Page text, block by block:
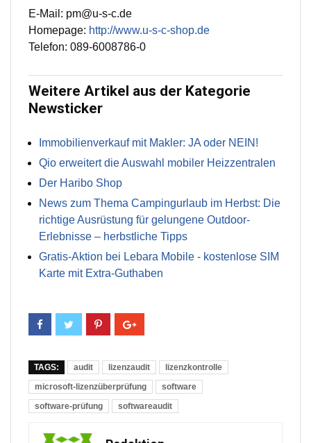
E-Mail: pm@u-s-c.de
Homepage: http://www.u-s-c-shop.de
Telefon: 089-6008786-0
Weitere Artikel aus der Kategorie
Newsticker
Immobilienverkauf mit Makler: JA oder NEIN!
Qio erweitert die Auswahl mobiler Heizzentralen
Der Haribo Shop
News zum Thema Campingurlaub im Herbst: Die
richtige Ausrüstung für gelungene Outdoor-
Erlebnisse – herbstliche Tipps
Gratis-Aktion bei Lebara Mobile - kostenlose SIM
Karte mit Extra-Guthaben
TAGS: audit lizenzaudit
lizenzkontrolle
microsoft-lizenzüberprüfung
software
software-prüfung
softwareaudit